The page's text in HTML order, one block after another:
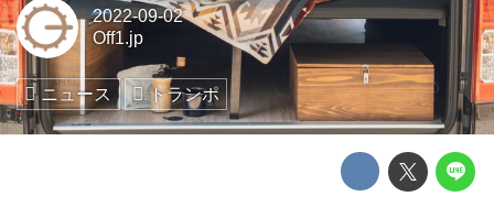
2022-09-02
Off1.jp
ニュース トランポ